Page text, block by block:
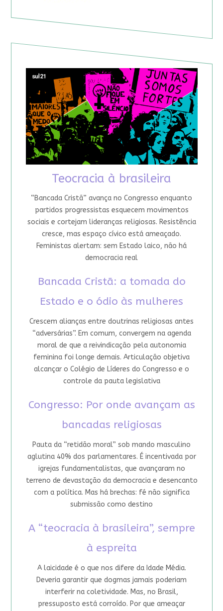
Teocracia à brasileira
“Bancada Cristã” avança no Congresso enquanto
partidos progressistas esquecem movimentos
sociais e cortejam lideranças religiosas. Resistência
cresce, mas espaço cívico está ameaçado.
Feministas alertam: sem Estado laico, não há
democracia real
Bancada Cristã: a tomada do
Estado e o ódio às mulheres
Crescem alianças entre doutrinas religiosas antes
“adversárias”. Em comum, convergem na agenda
moral de que a reivindicação pela autonomia
feminina foi longe demais. Articulação objetiva
alcançar o Colégio de Líderes do Congresso e o
controle da pauta legislativa
Congresso: Por onde avançam as
bancadas religiosas
Pauta da “retidão moral” sob mando masculino
aglutina 40% dos parlamentares. É incentivada por
igrejas fundamentalistas, que avançaram no
terreno de devastação da democracia e desencanto
com a política. Mas há brechas: fé não significa
submissão como destino
A “teocracia à brasileira”, sempre
à espreita
A laicidade é o que nos difere da Idade Média.
Deveria garantir que dogmas jamais poderiam
interferir na coletividade. Mas, no Brasil,
pressuposto está corroído. Por que ameaçar